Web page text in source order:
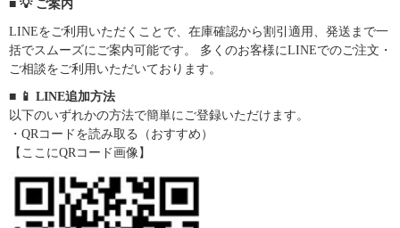
■ 💡 ご案内
LINEをご利用いただくことで、在庫確認から割引適用、発送まで一
括でスムーズにご案内可能です。 多くのお客様にLINEでのご注文・
ご相談をご利用いただいております。
■ 📱 LINE追加方法
以下のいずれかの方法で簡単にご登録いただけます。
・QRコードを読み取る（おすすめ）
【ここにQRコード画像】